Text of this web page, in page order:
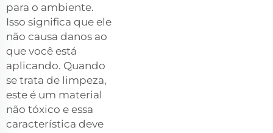
para o ambiente.
Isso significa que ele
não causa danos ao
que você está
aplicando. Quando
se trata de limpeza,
este é um material
não tóxico e essa
característica deve